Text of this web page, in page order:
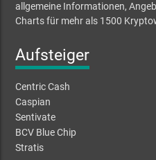
allgemeine Informationen,
Charts für mehr als 1500
Aufsteiger
Centric Cash
Caspian
Sentivate
BCV Blue Chip
Stratis